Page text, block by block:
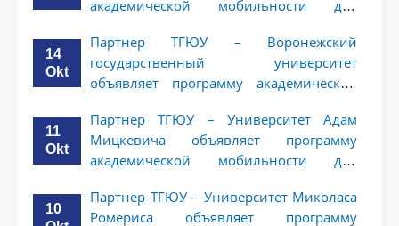
академической мобильности для
14
Okt
Партнер ТГЮУ – Воронежский
государственный университет
объявляет программу академической
ТГЮУ
11
Okt
Партнер ТГЮУ – Университет Адам
Мицкевича объявляет программу
академической мобильности для
10
Партнер ТГЮУ – Университет Миколаса
Ромериса объявляет программу